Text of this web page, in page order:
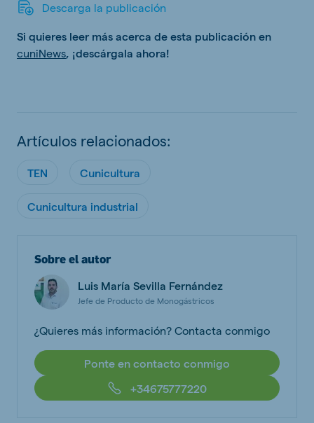
Descarga la publicación
Si quieres leer más acerca de esta publicación en
cuniNews, ¡descárgala ahora!
Artículos relacionados:
TEN Cunicultura
Cunicultura industrial
Sobre el autor
Luis María Sevilla Fernández
Jefe de Producto de Monogástricos
¿Quieres más información? Contacta conmigo
Ponte en contacto conmigo
+34675777220